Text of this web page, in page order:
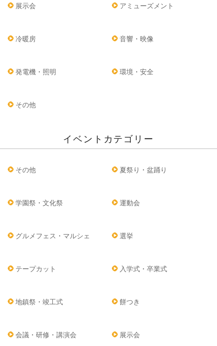
展示会 アミューズメント
冷暖房 音響・映像
発電機・照明 環境・安全
その他
イベントカテゴリー
その他 夏祭り・盆踊り
学園祭・文化祭 運動会
グルメフェス・マルシェ 選挙
テープカット 入学式・卒業式
地鎮祭・竣工式 餅つき
会議・研修・講演会 展示会